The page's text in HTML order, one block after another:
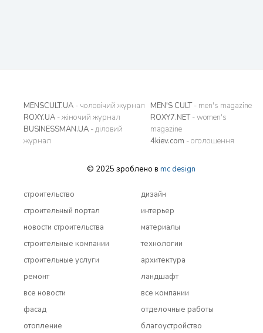
MENSCULT.UA - чоловічий журнал
ROXY.UA - жіночий журнал
BUSINESSMAN.UA - діловий
журнал
MEN'S CULT- men's magazine
ROXY7.NET- women's
magazine
4kiev.com - оголошення
© 2025 зроблено в mc design
строительство
строительный портал
новости строительства
строительные компании
строительные услуги
ремонт
все новости
дизайн
интерьер
материалы
технологии
архитектура
ландшафт
все компании
фасад
отопление
отделочные работы
благоустройство